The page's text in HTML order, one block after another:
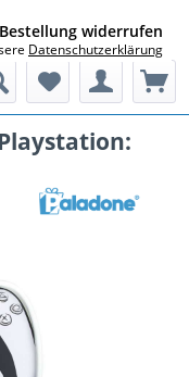
Bestellung widerrufen
Datenschutzerklärung